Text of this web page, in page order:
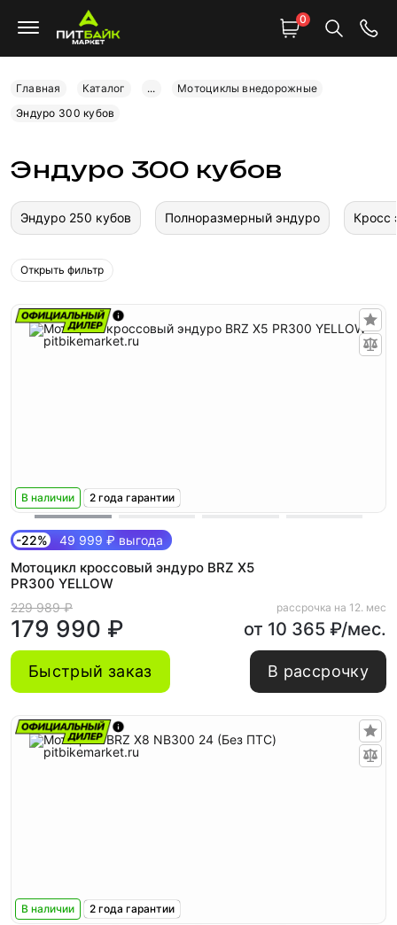
0
Главная Каталог ...
Мотоциклы внедорожные
Эндуро 300 кубов
Эндуро 300 кубов
Эндуро 250 кубов Полноразмерный эндуро Кросс
Открыть фильтр
В наличии 2 года гарантии
-22% 49 999 ₽ выгода
Мотоцикл кроссовый эндуро BRZ X5
PR300 YELLOW
229 989 ₽
179 990 ₽
рассрочка на 12. мес
от 10 365 ₽/мес.
Быстрый заказ В рассрочку
В наличии 2 года гарантии